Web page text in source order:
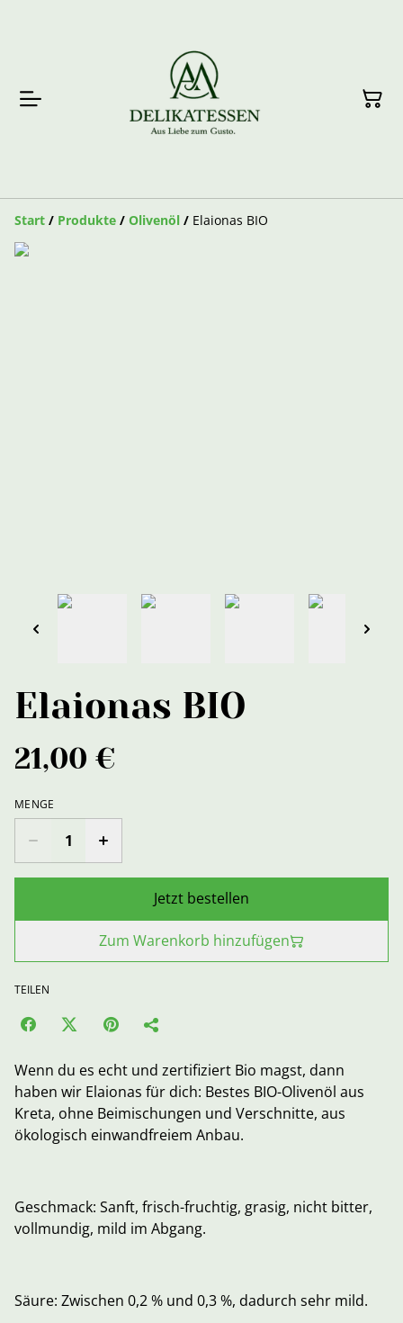
Start / Produkte / Olivenöl / Elaionas BIO
Elaionas BIO
21,00 €
MENGE
Jetzt bestellen
Zum Warenkorb hinzufügen
TEILEN
Wenn du es echt und zertifiziert Bio magst, dann
haben wir Elaionas für dich: Bestes BIO-Olivenöl aus
Kreta, ohne Beimischungen und Verschnitte, aus
ökologisch einwandfreiem Anbau.
Geschmack: Sanft, frisch-fruchtig, grasig, nicht bitter,
vollmundig, mild im Abgang.
Säure: Zwischen 0,2 % und 0,3 %, dadurch sehr mild.